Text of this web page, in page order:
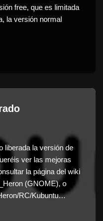
free, que es limitada
la versión normal
liberada la versión de
ver las mejoras
la página del wiki
(GNOME), o
RC/Kubuntu…